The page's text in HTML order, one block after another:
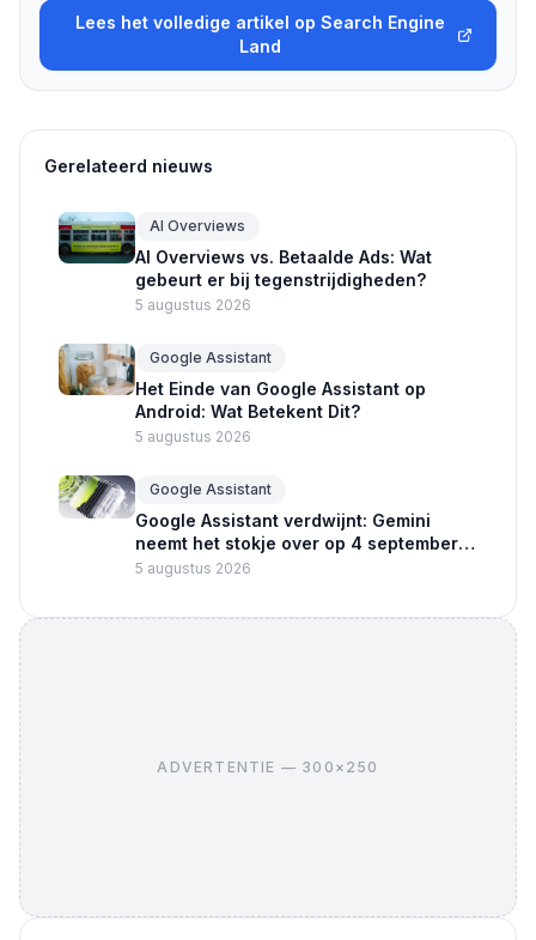
Lees het volledige artikel op Search Engine
Land
Gerelateerd nieuws
AI Overviews
AI Overviews vs. Betaalde Ads: Wat
gebeurt er bij tegenstrijdigheden?
5 augustus 2026
Google Assistant
Het Einde van Google Assistant op
Android: Wat Betekent Dit?
5 augustus 2026
Google Assistant
Google Assistant verdwijnt: Gemini
neemt het stokje over op 4 september
2026
5 augustus 2026
ADVERTENTIE — 300×250